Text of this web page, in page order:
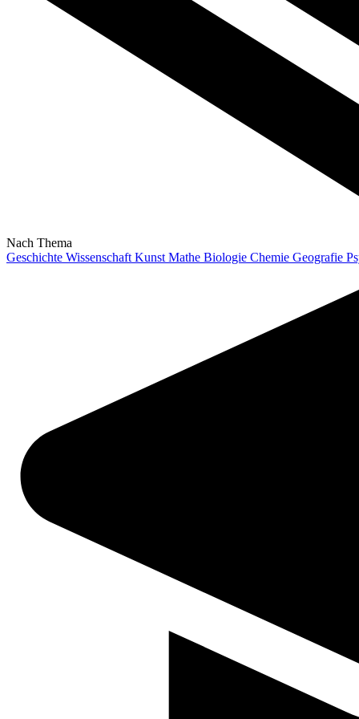
Nach Thema
Geschichte Wissenschaft Kunst Mathe Biologie Chemie Geografie